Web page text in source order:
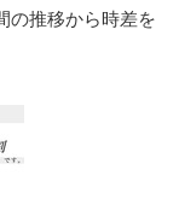
の推移から時差を